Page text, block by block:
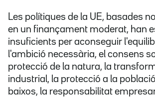
Les polítiques de la UE, basades
en un finançament moderat, han
insuficients per aconseguir
l'ambició necessària, el consens
protecció de la natura, la
industrial, la protecció a la
baixos, la responsabilitat